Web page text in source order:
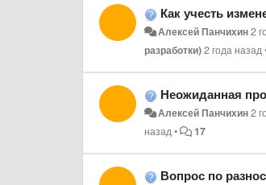
Как учесть
Алексей Панчихин2
разработки)2 года назад
Неожиданная
Алексей Панчихин2
назад• 17
Вопрос по